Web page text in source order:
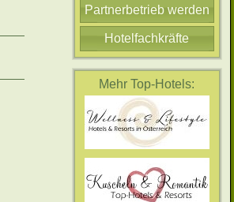
Partnerbetrieb werden
Hotelfachkräfte
Mehr Top-Hotels: